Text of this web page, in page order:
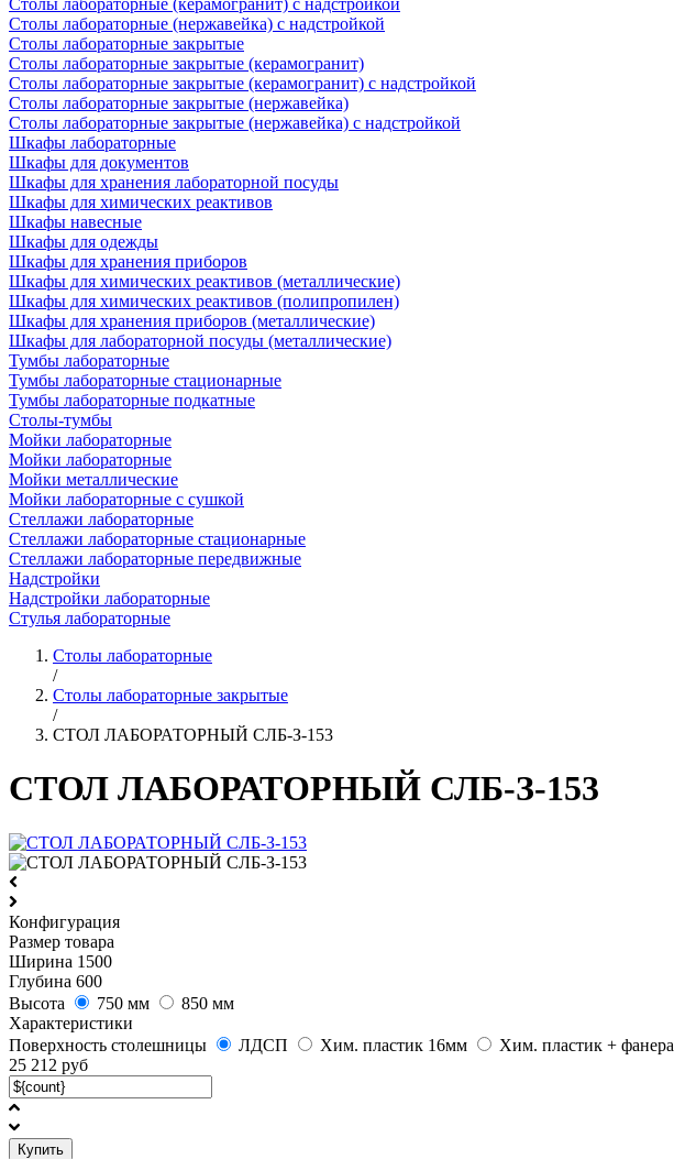
Столы лабораторные (керамогранит) с надстройкой
Столы лабораторные (нержавейка) с надстройкой
Столы лабораторные закрытые
Столы лабораторные закрытые (керамогранит)
Столы лабораторные закрытые (керамогранит) с надстройкой
Столы лабораторные закрытые (нержавейка)
Столы лабораторные закрытые (нержавейка) с надстройкой
Шкафы лабораторные
Шкафы для документов
Шкафы для хранения лабораторной посуды
Шкафы для химических реактивов
Шкафы навесные
Шкафы для одежды
Шкафы для хранения приборов
Шкафы для химических реактивов (металлические)
Шкафы для химических реактивов (полипропилен)
Шкафы для хранения приборов (металлические)
Шкафы для лабораторной посуды (металлические)
Тумбы лабораторные
Тумбы лабораторные стационарные
Тумбы лабораторные подкатные
Столы-тумбы
Мойки лабораторные
Мойки лабораторные
Мойки металлические
Мойки лабораторные с сушкой
Стеллажи лабораторные
Стеллажи лабораторные стационарные
Стеллажи лабораторные передвижные
Надстройки
Надстройки лабораторные
Стулья лабораторные
Столы лабораторные
/
Столы лабораторные закрытые
/
СТОЛ ЛАБОРАТОРНЫЙ СЛБ-З-153
СТОЛ ЛАБОРАТОРНЫЙ СЛБ-З-153
Конфигурация
Размер товара
Ширина 1500
Глубина 600
Высота
750 мм
850 мм
Характеристики
Поверхность столешницы
ЛДСП Хим. пластик 16мм
Хим. пластик + фанера
25 212 руб
Купить